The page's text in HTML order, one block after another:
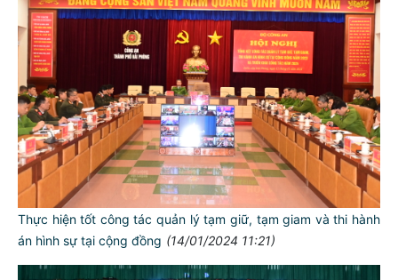
Thực hiện tốt công tác quản lý tạm giữ, tạm giam và thi hành
án hình sự tại cộng đồng (14/01/2024 11:21)